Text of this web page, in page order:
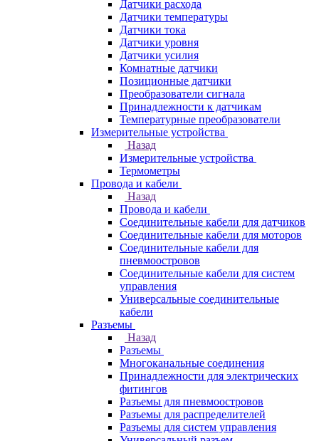
Датчики расхода
Датчики температуры
Датчики тока
Датчики уровня
Датчики усилия
Комнатные датчики
Позиционные датчики
Преобразователи сигнала
Принадлежности к датчикам
Температурные преобразователи
Измерительные устройства
Назад
Измерительные устройства
Термометры
Провода и кабели
Назад
Провода и кабели
Соединительные кабели для датчиков
Соединительные кабели для моторов
Соединительные кабели для
пневмоостровов
Соединительные кабели для систем
управления
Универсальные соединительные
кабели
Разъемы
Назад
Разъемы
Многоканальные соединения
Принадлежности для электрических
фитингов
Разъемы для пневмоостровов
Разъемы для распределителей
Разъемы для систем управления